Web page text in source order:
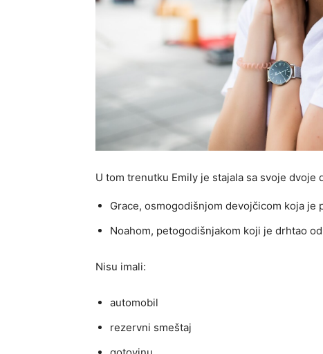
U tom trenutku Emily je stajala sa svoje dvoje
Grace, osmogodišnjom devojčicom koja je
Noahom, petogodišnjakom koji je drhtao
Nisu imali:
automobil
rezervni smeštaj